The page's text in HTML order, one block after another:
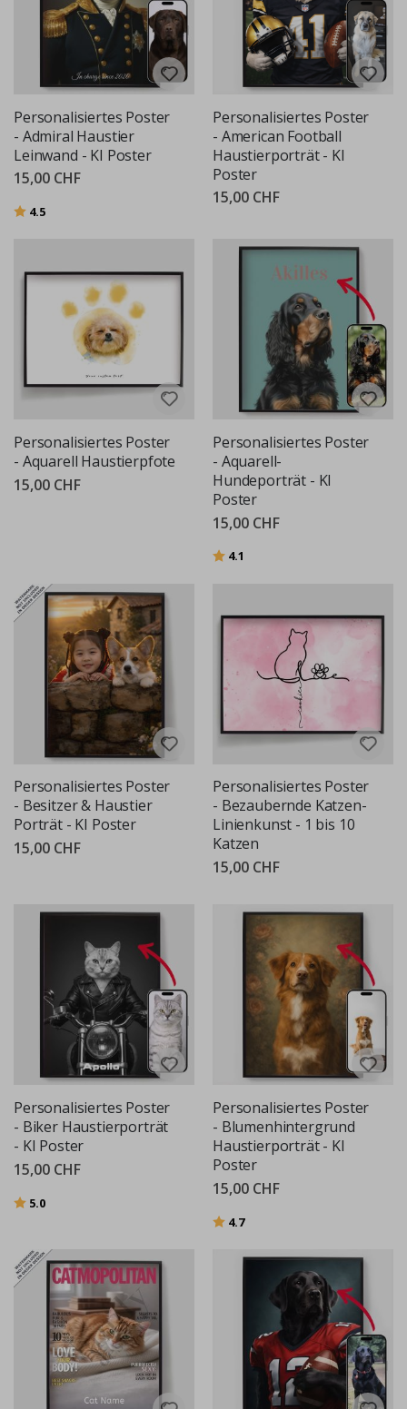
Personalisiertes Poster
- Admiral Haustier
Leinwand - KI Poster
15,00 CHF
Bewertung:
4.5
Personalisiertes Poster
- American Football
Haustierporträt - KI
Poster
15,00 CHF
Personalisiertes Poster
- Aquarell Haustierpfote
15,00 CHF
Personalisiertes Poster
- Aquarell-
Hundeporträt - KI
Poster
15,00 CHF
Bewertung:
4.1
Personalisiertes Poster
- Besitzer & Haustier
Porträt - KI Poster
15,00 CHF
Personalisiertes Poster
- Bezaubernde Katzen-
Linienkunst - 1 bis 10
Katzen
15,00 CHF
Personalisiertes Poster
- Biker Haustierporträt
- KI Poster
15,00 CHF
Bewertung:
5.0
Personalisiertes Poster
- Blumenhintergrund
Haustierporträt - KI
Poster
15,00 CHF
Bewertung:
4.7von 5 Sternen